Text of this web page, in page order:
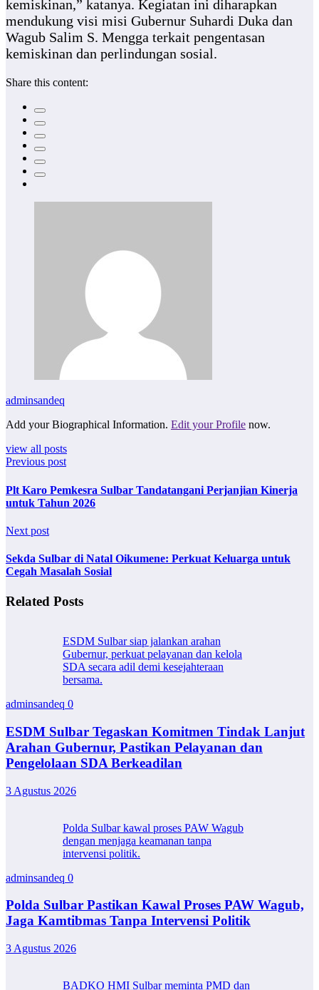
kemiskinan,” katanya. Kegiatan ini diharapkan
mendukung visi misi Gubernur Suhardi Duka dan
Wagub Salim S. Mengga terkait pengentasan
kemiskinan dan perlindungan sosial.
Share this content:
adminsandeq
Add your Biographical Information. Edit your Profile now.
view all posts
Previous post
Plt Karo Pemkesra Sulbar Tandatangani Perjanjian Kinerja
untuk Tahun 2026
Next post
Sekda Sulbar di Natal Oikumene: Perkuat Keluarga untuk
Cegah Masalah Sosial
Related Posts
ESDM Sulbar siap jalankan arahan
Gubernur, perkuat pelayanan dan kelola
SDA secara adil demi kesejahteraan
bersama.
adminsandeq 0
ESDM Sulbar Tegaskan Komitmen Tindak Lanjut
Arahan Gubernur, Pastikan Pelayanan dan
Pengelolaan SDA Berkeadilan
3 Agustus 2026
Polda Sulbar kawal proses PAW Wagub
dengan menjaga keamanan tanpa
intervensi politik.
adminsandeq 0
Polda Sulbar Pastikan Kawal Proses PAW Wagub,
Jaga Kamtibmas Tanpa Intervensi Politik
3 Agustus 2026
BADKO HMI Sulbar meminta PMD dan